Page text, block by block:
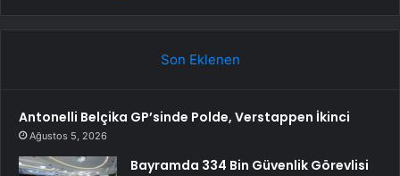
Son Eklenen
Antonelli Belçika GP’sinde Polde, Verstappen İkinci
Ağustos 5, 2026
Bayramda 334 Bin Güvenlik Görevlisi